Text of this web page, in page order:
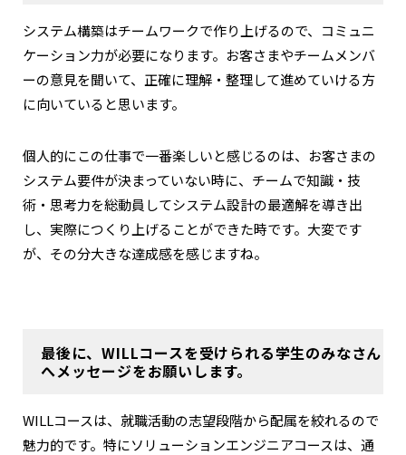
システム構築はチームワークで作り上げるので、コミュニ
ケーション力が必要になります。お客さまやチームメンバ
ーの意見を聞いて、正確に理解・整理して進めていける方
に向いていると思います。
個人的にこの仕事で一番楽しいと感じるのは、お客さまの
システム要件が決まっていない時に、チームで知識・技
術・思考力を総動員してシステム設計の最適解を導き出
し、実際につくり上げることができた時です。大変です
が、その分大きな達成感を感じますね。
最後に、WILLコースを受けられる学生のみなさん
へメッセージをお願いします。
WILLコースは、就職活動の志望段階から配属を絞れるので
魅力的です。特にソリューションエンジニアコースは、通